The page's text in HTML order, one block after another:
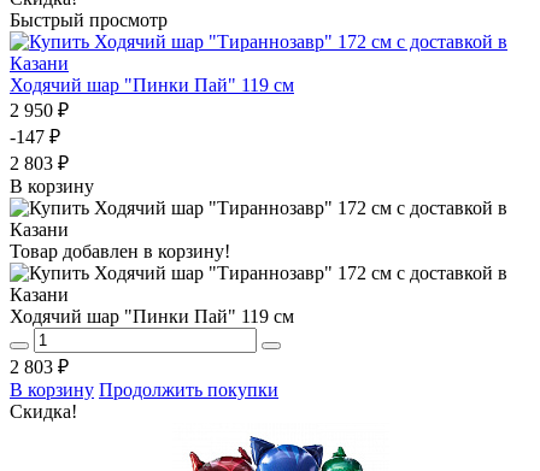
Быстрый просмотр
Ходячий шар "Пинки Пай" 119 см
2 950 ₽
-147 ₽
2 803 ₽
В корзину
Товар добавлен в корзину!
Ходячий шар "Пинки Пай" 119 см
2 803 ₽
В корзину Продолжить покупки
Скидка!